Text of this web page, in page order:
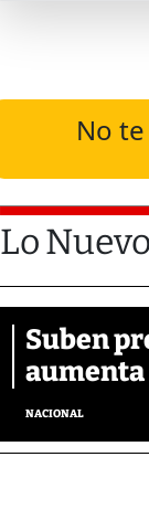
No
Lo Nuevo
Suben
aumenta
NACIONAL